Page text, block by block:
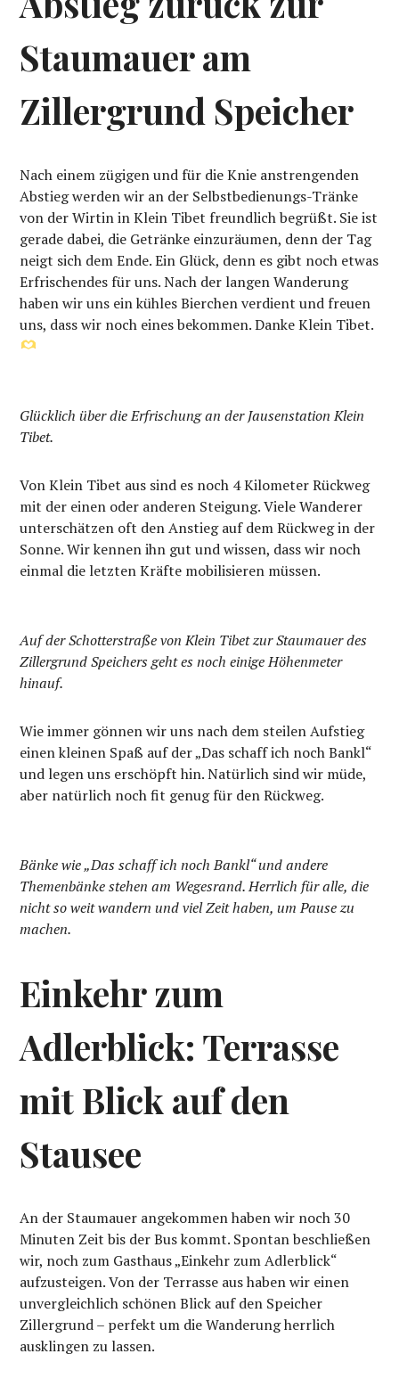
Staumauer am
Zillergrund Speicher
Nach einem zügigen und für die Knie anstrengenden
Abstieg werden wir an der Selbstbedienungs-Tränke
von der Wirtin in Klein Tibet freundlich begrüßt. Sie ist
gerade dabei, die Getränke einzuräumen, denn der Tag
neigt sich dem Ende. Ein Glück, denn es gibt noch etwas
Erfrischendes für uns. Nach der langen Wanderung
haben wir uns ein kühles Bierchen verdient und freuen
uns, dass wir noch eines bekommen. Danke Klein Tibet.
Glücklich über die Erfrischung an der Jausenstation Klein
Tibet.
Von Klein Tibet aus sind es noch 4 Kilometer Rückweg
mit der einen oder anderen Steigung. Viele Wanderer
unterschätzen oft den Anstieg auf dem Rückweg in der
Sonne. Wir kennen ihn gut und wissen, dass wir noch
einmal die letzten Kräfte mobilisieren müssen.
Auf der Schotterstraße von Klein Tibet zur Staumauer des
Zillergrund Speichers geht es noch einige Höhenmeter
hinauf.
Wie immer gönnen wir uns nach dem steilen Aufstieg
einen kleinen Spaß auf der „Das schaff ich noch Bankl“
und legen uns erschöpft hin. Natürlich sind wir müde,
aber natürlich noch fit genug für den Rückweg.
Bänke wie „Das schaff ich noch Bankl“ und andere
Themenbänke stehen am Wegesrand. Herrlich für alle, die
nicht so weit wandern und viel Zeit haben, um Pause zu
machen.
Einkehr zum
Adlerblick: Terrasse
mit Blick auf den
Stausee
An der Staumauer angekommen haben wir noch 30
Minuten Zeit bis der Bus kommt. Spontan beschließen
wir, noch zum Gasthaus „Einkehr zum Adlerblick“
aufzusteigen. Von der Terrasse aus haben wir einen
unvergleichlich schönen Blick auf den Speicher
Zillergrund – perfekt um die Wanderung herrlich
ausklingen zu lassen.